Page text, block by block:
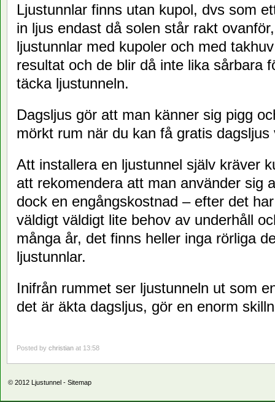
Ljustunnlar finns utan kupol, dvs som
in ljus endast då solen står rakt
ljustunnlar med kupoler och med
resultat och de blir då inte lika sårbara
täcka ljustunneln.
Dagsljus gör att man känner sig pigg
mörkt rum när du kan få gratis dagsljus
Att installera en ljustunnel själv kräver
att rekomendera att man använder sig
dock en engångskostnad – efter det
väldigt väldigt lite behov av underhåll
många år, det finns heller inga rörliga
ljustunnlar.
Inifrån rummet ser ljustunneln ut som
det är äkta dagsljus, gör en enorm
Posted by christian at 13:58
© 2012 Ljustunnel - Sitemap